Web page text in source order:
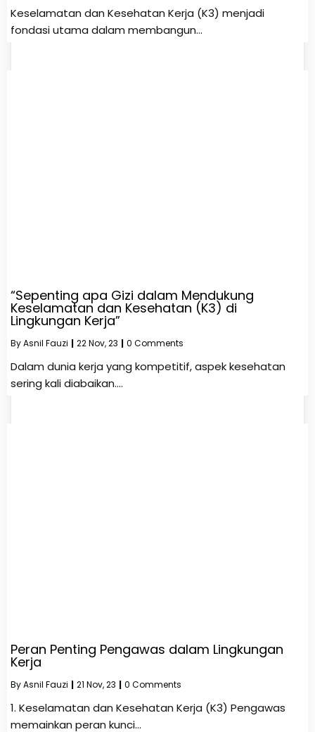
Keselamatan dan Kesehatan Kerja (K3) menjadi
fondasi utama dalam membangun…
“Sepenting apa Gizi dalam Mendukung
Keselamatan dan Kesehatan (K3) di
Lingkungan Kerja”
ByAsnil Fauzi | 22Nov, 23 | 0 Comments
Dalam dunia kerja yang kompetitif, aspek kesehatan
sering kali diabaikan.…
Peran Penting Pengawas dalam Lingkungan
Kerja
ByAsnil Fauzi | 21 Nov, 23 | 0 Comments
1. Keselamatan dan Kesehatan Kerja (K3) Pengawas
memainkan peran kunci…